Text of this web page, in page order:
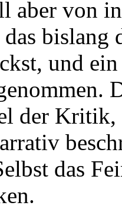
aber von
und
der Kritik,
das